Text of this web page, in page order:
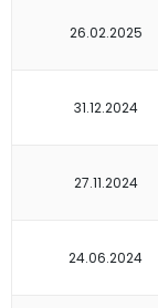
26.02.2025
31.12.2024
27.11.2024
24.06.2024